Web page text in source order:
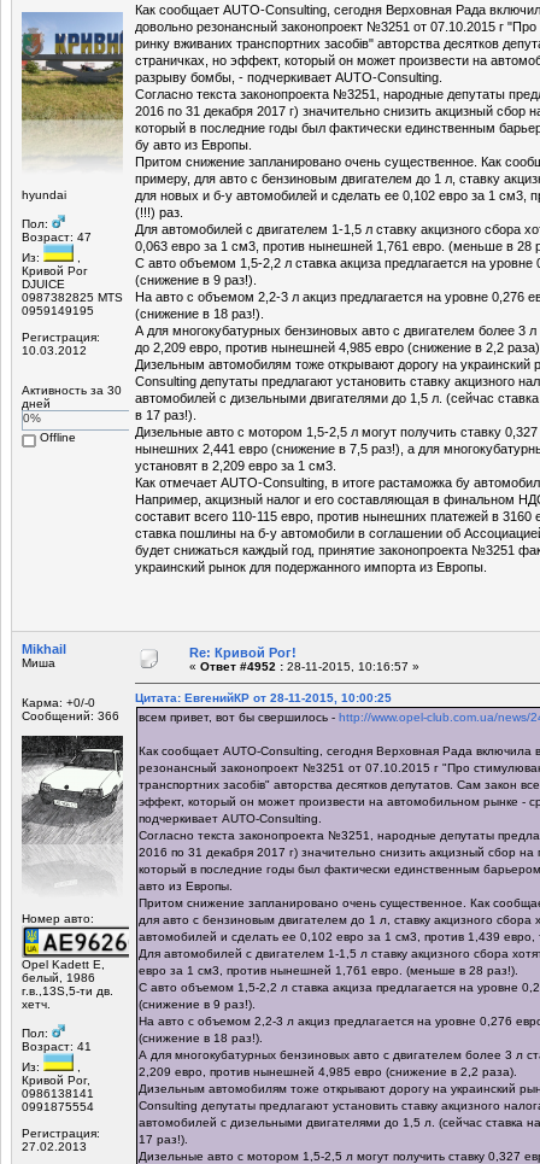
hyundai
Пол:
Возраст: 47
Из:
Кривой Рог
DJUICE
0987382825 MTS
0959149195
Регистрация:
10.03.2012
Активность за 30
дней
0%
Offline
Как сообщает AUTO-Consulting, сегодня Верховная Рада
довольно резонансный законопроект №3251 от 07.10.2015 г
ринку вживаних транспортних засобів" авторства десятков
страничках, но эффект, который он может произвести на
разрыву бомбы, - подчеркивает AUTO-Consulting.
Согласно текста законопроекта №3251, народные депутаты
2016 по 31 декабря 2017 г) значительно снизить акцизный сбор
который в последние годы был фактически единственным
бу авто из Европы.
Притом снижение запланировано очень существенное. Как
примеру, для авто с бензиновым двигателем до 1 л, ставку
для новых и б-у автомобилей и сделать ее 0,102 евро за 1 см3,
(!!!) раз.
Для автомобилей с двигателем 1-1,5 л ставку акцизного сбора
0,063 евро за 1 см3, против нынешней 1,761 евро. (меньше в 28
С авто объемом 1,5-2,2 л ставка акциза предлагается на уровне
(снижение в 9 раз!).
На авто с объемом 2,2-3 л акциз предлагается на уровне 0,276
(снижение в 18 раз!).
А для многокубатурных бензиновых авто с двигателем более 3 л
до 2,209 евро, против нынешней 4,985 евро (снижение в 2,2
Дизельным автомобилям тоже открывают дорогу на
Consulting депутаты предлагают установить ставку акцизного
автомобилей с дизельными двигателями до 1,5 л. (сейчас
в 17 раз!).
Дизельные авто с мотором 1,5-2,5 л могут получить ставку
нынешних 2,441 евро (снижение в 7,5 раз!), а для
установят в 2,209 евро за 1 см3.
Как отмечает AUTO-Consulting, в итоге растаможка бу
Например, акцизный налог и его составляющая в финальном
составит всего 110-115 евро, против нынешних платежей в 3160
ставка пошлины на б-у автомобили в соглашении об
будет снижаться каждый год, принятие законопроекта №3251
украинский рынок для подержанного импорта из Европы.
Mikhail
Миша
Карма: +0/-0
Сообщений: 366
Номер авто:
Opel Kadett E,
белый, 1986
г.в.,13S,5-ти дв.
хетч.
Пол:
Возраст: 41
Из:
,
Кривой Рог,
0986138141
0991875554
Регистрация:
27.02.2013
Re: Кривой Рог!
« Ответ #4952 : 28-11-2015, 10:16:57 »
Цитата: ЕвгенийКР от 28-11-2015, 10:00:25
всем привет, вот бы свершилось - http://www.opel-club.com.ua/news/
Как сообщает AUTO-Consulting, сегодня Верховная Рада включила
резонансный законопроект №3251 от 07.10.2015 г "Про
транспортних засобів" авторства десятков депутатов. Сам закон
эффект, который он может произвести на автомобильном рынке -
подчеркивает AUTO-Consulting.
Согласно текста законопроекта №3251, народные депутаты
2016 по 31 декабря 2017 г) значительно снизить акцизный сбор
который в последние годы был фактически единственным
авто из Европы.
Притом снижение запланировано очень существенное. Как
для авто с бензиновым двигателем до 1 л, ставку акцизного сбора
автомобилей и сделать ее 0,102 евро за 1 см3, против 1,439 евро,
Для автомобилей с двигателем 1-1,5 л ставку акцизного сбора
евро за 1 см3, против нынешней 1,761 евро. (меньше в 28 раз!).
С авто объемом 1,5-2,2 л ставка акциза предлагается на уровне
(снижение в 9 раз!).
На авто с объемом 2,2-3 л акциз предлагается на уровне 0,276
(снижение в 18 раз!).
А для многокубатурных бензиновых авто с двигателем более 3 л
2,209 евро, против нынешней 4,985 евро (снижение в 2,2 раза).
Дизельным автомобилям тоже открывают дорогу на украинский
Consulting депутаты предлагают установить ставку акцизного
автомобилей с дизельными двигателями до 1,5 л. (сейчас ставка
17 раз!).
Дизельные авто с мотором 1,5-2,5 л могут получить ставку 0,327